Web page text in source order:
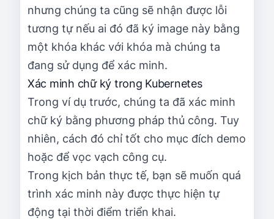
nhưng chúng ta cũng sẽ nhận được lỗi
tương tự nếu ai đó đã ký image này bằng
một khóa khác với khóa mà chúng ta
đang sử dụng để xác minh.
Xác minh chữ ký trong Kubernetes
Trong ví dụ trước, chúng ta đã xác minh
chữ ký bằng phương pháp thủ công. Tuy
nhiên, cách đó chỉ tốt cho mục đích demo
hoặc để vọc vạch công cụ.
Trong kịch bản thực tế, bạn sẽ muốn quá
trình xác minh này được thực hiện tự
động tại thời điểm triển khai.